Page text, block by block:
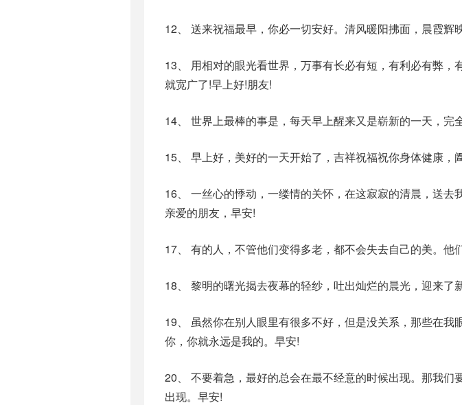
12、 送来祝福最早，你必一切安好。清风暖阳拂面，晨霞辉
13、 用相对的眼光看世界，万事有长必有短，有利必有弊
就宽广了!早上好!朋友!
14、 世界上最棒的事是，每天早上醒来又是崭新的一天，完
15、 早上好，美好的一天开始了，吉祥祝福祝你身体健康，
16、 一丝心的悸动，一缕情的关怀，在这寂寂的清晨，送去
亲爱的朋友，早安!
17、 有的人，不管他们变得多老，都不会失去自己的美。他
18、 黎明的曙光揭去夜幕的轻纱，吐出灿烂的晨光，迎来了
19、 虽然你在别人眼里有很多不好，但是没关系，那些在
你，你就永远是我的。早安!
20、 不要着急，最好的总会在最不经意的时候出现。那我们
出现。早安!